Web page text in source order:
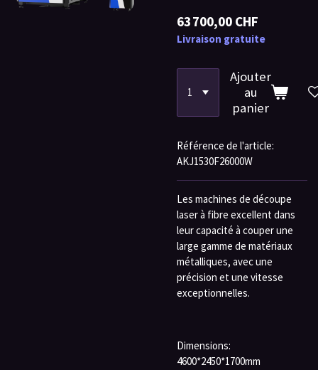
63 700,00 CHF
Livraison gratuite
Ajouter
au
panier
Référence de l'article:
AKJ1530F26000W
Les machines de découpe
laser à fibre excellent dans
leur capacité à couper une
large gamme de matériaux
métalliques, avec une
précision et une vitesse
exceptionnelles.
Dimensions:
4600*2450*1700mm